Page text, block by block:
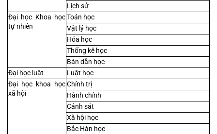
Lịch sử
Đại học Khoa học
tự nhiên
Toán học
Vật lý học
Hóa học
Thống kê học
Bán dẫn học
Đại học luật
Luật học
Đại học khoa học
xã hội
Chính trị
Hành chính
Cảnh sát
Xã hội học
Bắc Hàn học